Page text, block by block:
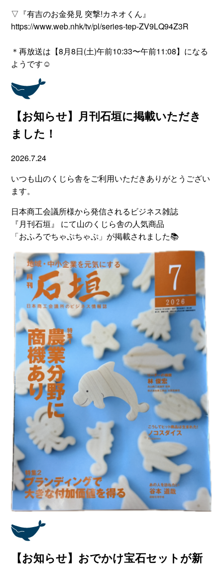
▽『有吉のお金発見 突撃!カネオくん』
https://www.web.nhk/tv/pl/series-tep-ZV9LQ94Z3R
＊再放送は【8月8日(土)午前10:33〜午前11:08】になる
ようです☺
【お知らせ】月刊石垣に掲載いただき
ました！
2026.7.24
いつも山のくじら舎をご利用いただきありがとうござい
ます。
日本商工会議所様から発信されるビジネス雑誌
『月刊石垣』 にて山のくじら舎の人気商品
「おふろでちゃぷちゃぷ」が掲載されました📚
【お知らせ】おでかけ宝石セットが新